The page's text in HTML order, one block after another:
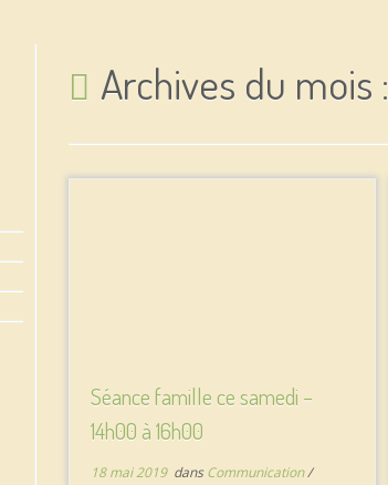
Archives du mois :
Séance famille ce samedi –
14h00 à 16h00
18 mai 2019dansCommunication/